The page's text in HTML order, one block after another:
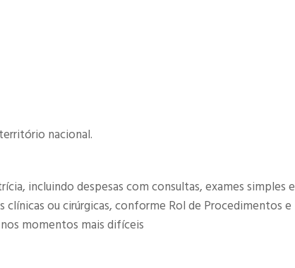
nacional.
incluindo despesas com consultas, exames simples e
ou cirúrgicas, conforme Rol de Procedimentos e
momentos mais difíceis​